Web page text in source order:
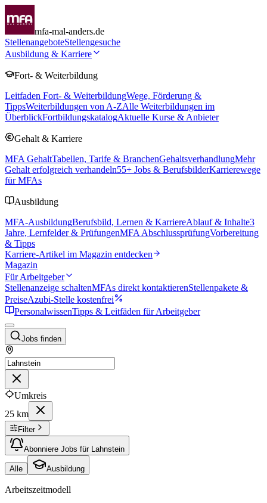
mfa-mal-anders.de
StellenangeboteStellengesuche
Ausbildung & Karriere
Fort- & Weiterbildung
Leitfaden Fort- & WeiterbildungWege, Förderung &
TippsWeiterbildungen von A-ZAlle Weiterbildungen im
ÜberblickFortbildungskatalogAktuelle Kurse & Anbieter
Gehalt & Karriere
MFA GehaltTabellen, Tarife & BranchenGehaltsverhandlungMehr
Gehalt erfolgreich verhandeln55+ Jobs & BerufsbilderKarrierewege
für MFAs
Ausbildung
MFA-AusbildungBerufsbild, Lernen & KarriereAblauf & Inhalte3
Jahre, Lernfelder & PrüfungenMFA AbschlussprüfungVorbereitung
& Tipps
Karriere-Artikel im Magazin entdecken
Magazin
Für Arbeitgeber
Stellenanzeige schaltenMFAs direkt kontaktierenStellenpakete &
PreiseAzubi-Stelle kostenfrei
PersonalwissenTipps & Leitfäden für Arbeitgeber
Jobs finden
Umkreis
25 km
Filter
Abonniere Jobs für Lahnstein
Alle Ausbildung
Arbeitszeitmodell